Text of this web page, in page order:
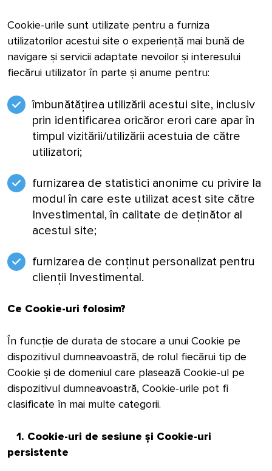
Cookie-urile sunt utilizate pentru a furniza
utilizatorilor acestui site o experiență mai bună de
navigare și servicii adaptate nevoilor și interesului
fiecărui utilizator în parte și anume pentru:
îmbunătățirea utilizării acestui site, inclusiv
prin identificarea oricăror erori care apar în
timpul vizitării/utilizării acestuia de către
utilizatori;
furnizarea de statistici anonime cu privire la
modul în care este utilizat acest site către
Investimental, în calitate de deținător al
acestui site;
furnizarea de conținut personalizat pentru
clienții Investimental.
Ce Cookie-uri folosim?
În funcție de durata de stocare a unui Cookie pe
dispozitivul dumneavoastră, de rolul fiecărui tip de
Cookie și de domeniul care plasează Cookie-ul pe
dispozitivul dumneavoastră, Cookie-urile pot fi
clasificate în mai multe categorii.
1. Cookie-uri de sesiune și Cookie-uri
persistente